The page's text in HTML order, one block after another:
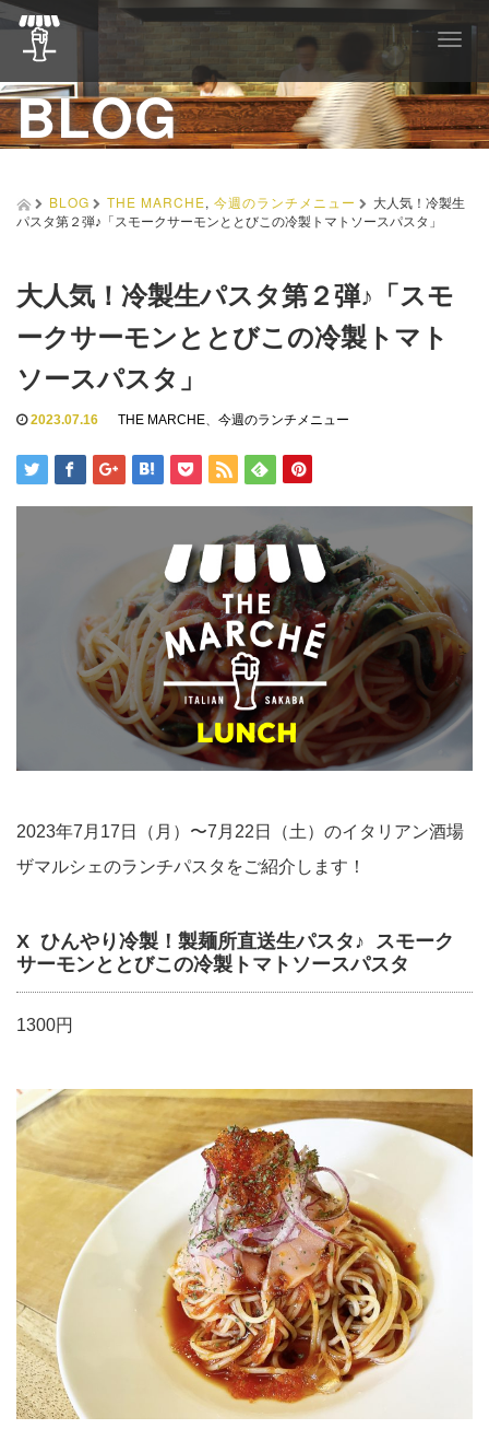
T
g
g
l
e
a
t
BLOG
BLOG THE MARCHE, 今週のランチメニュー
大人気！冷製生
パスタ第２弾♪「スモークサーモンととびこの冷製トマトソースパスタ」
大人気！冷製生パスタ第２弾♪「スモ
ークサーモンととびこの冷製トマト
ソースパスタ」
2023.07.16 THE MARCHE、 今週のランチメニュー
2023年7月17日（月）〜7月22日（土）のイタリアン酒場
ザマルシェのランチパスタをご紹介します！
X ひんやり冷製！製麺所直送生パスタ♪ スモーク
サーモンととびこの冷製トマトソースパスタ
1300円